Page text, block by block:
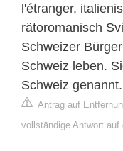
l'étranger,
rätoromanisch
Schweizer
Schweiz leben.
Schweiz genannt.
Antrag auf
vollständige Antwort auf